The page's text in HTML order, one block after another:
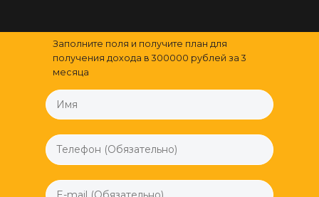
Заполните поля и получите план для
получения дохода в 300000 рублей за 3
месяца